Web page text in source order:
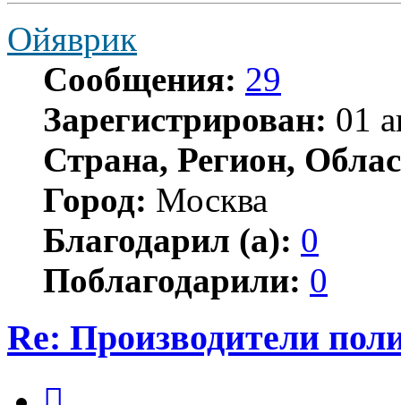
Ойяврик
Сообщения: 29
Зарегистрирован: 01
Страна, Регион,
Город: Москва
Благодарил (а): 0
Поблагодарили: 0
Re: Производители